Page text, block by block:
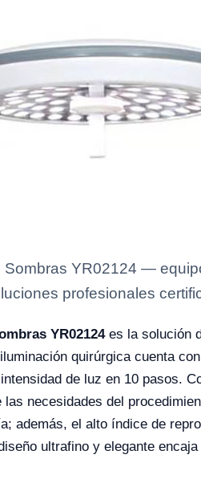
YR02124 —
profesionales
YR02124es la solución
quirúrgica cuenta
de luz en 10 pasos.
necesidades del
además, el alto índice de
ultrafino y elegante